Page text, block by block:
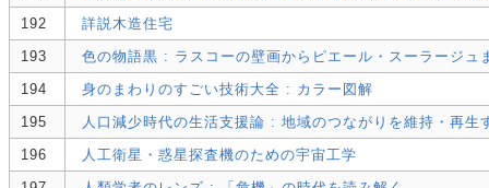
192
詳説木造住宅
193
色の物語黒 : ラスコーの壁画からピエール・スーラージュ
194
身のまわりのすごい技術大全 : カラー図解
195
人口減少時代の生活支援論 : 地域のつながりを維持・再生
196
人工衛星・惑星探査機のための宇宙工学